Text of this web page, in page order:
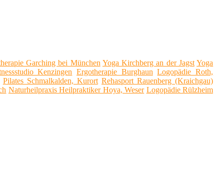
Garching bei München Yoga Kirchberg an der Jagst Yoga
Kenzingen Ergotherapie Burghaun Logopädie Roth,
Pilates Schmalkalden, Kurort Rehasport Rauenberg (Kraichgau)
Naturheilpraxis Heilpraktiker Hoya, Weser Logopädie Rülzheim